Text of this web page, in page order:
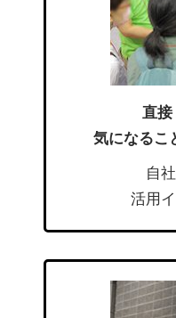
直
気になるこ
自
活用